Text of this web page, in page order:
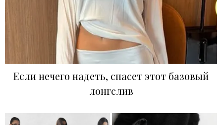
Если нечего надеть, спасет этот базовый
лонгслив